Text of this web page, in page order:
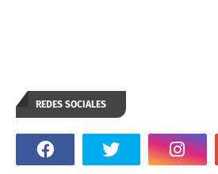
REDES SOCIALES